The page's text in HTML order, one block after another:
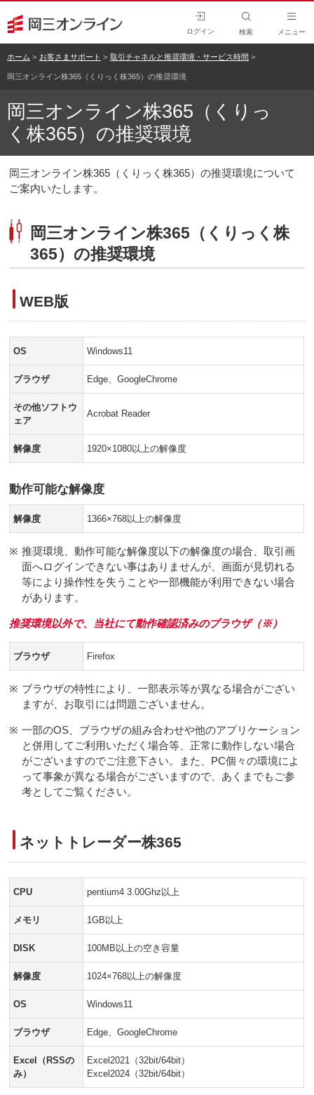
ログイン 検索 メニュー
ホーム お客さまサポート 取引チャネルと推奨環境・サービス時間
岡三オンライン株365（くりっく株365）の推奨環境
岡三オンライン株365（くりっ
く株365）の推奨環境
岡三オンライン株365（くりっく株365）の推奨環境について
ご案内いたします。
岡三オンライン株365（くりっく株
365）の推奨環境
WEB版
OS Windows11
ブラウザ Edge、GoogleChrome
その他ソフトウ
ェア
Acrobat Reader
解像度 1920×1080以上の解像度
動作可能な解像度
解像度 1366×768以上の解像度
※ 推奨環境、動作可能な解像度以下の解像度の場合、取引画
面へログインできない事はありませんが、画面が見切れる
等により操作性を失うことや一部機能が利用できない場合
があります。
推奨環境以外で、当社にて動作確認済みのブラウザ（※）
ブラウザ Firefox
※ ブラウザの特性により、一部表示等が異なる場合がござい
ますが、お取引には問題ございません。
※ 一部のOS、ブラウザの組み合わせや他のアプリケーション
と併用してご利用いただく場合等、正常に動作しない場合
がございますのでご注意下さい。また、PC個々の環境によ
って事象が異なる場合がございますので、あくまでもご参
考としてご覧ください。
ネットトレーダー株365
CPU pentium4 3.00Ghz以上
メモリ 1GB以上
DISK 100MB以上の空き容量
解像度 1024×768以上の解像度
OS Windows11
ブラウザ Edge、GoogleChrome
Excel（RSSの
み）
Excel2021（32bit/64bit）
Excel2024（32bit/64bit）